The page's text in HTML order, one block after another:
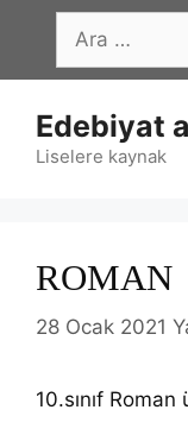
İçeriğe
ara
Edebiyat
Liselere kaynak
ROMAN
28 Ocak 2021
10.sınıf Roman